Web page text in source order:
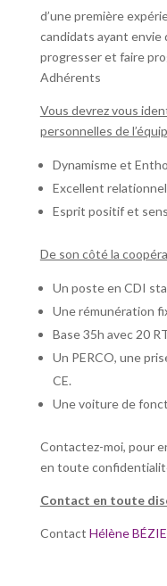
d’une première
candidats ayant envie
progresser et faire
Adhérents
Vous devrez vous
personnelles de
Dynamisme et
Excellent
Esprit positif et
De son côté la
Un poste en CDI
Une rémunération
Base 35h avec 20
Un PERCO, une
CE.
Une voiture de
Contactez-moi, pour
en toute
Contact en toute
Contact Hélène BÉZIE